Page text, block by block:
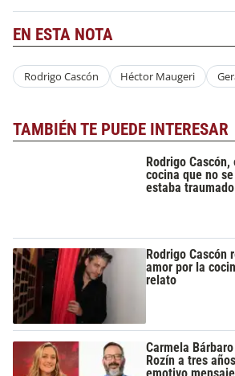
EN ESTA NOTA
Rodrigo Cascón Héctor Maugeri
TAMBIÉN TE PUEDE INTERESAR
Rodrigo
cocina que no
estaba
Rodrigo Cascón
amor por la
relato
Carmela
Rozín a tres